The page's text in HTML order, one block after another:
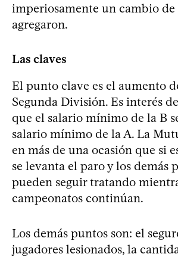
imperiosamente un cambio de
agregaron.
Las claves
El punto clave es el aumento
Segunda División. Es interés
que el salario mínimo de la B
salario mínimo de la A. La
en más de una ocasión que si
se levanta el paro y los demás
pueden seguir tratando
campeonatos continúan.
Los demás puntos son: el
jugadores lesionados, la